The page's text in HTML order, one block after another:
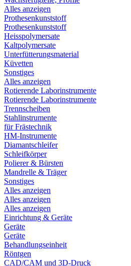
Alles anzeigen
Prothesenkunststoff
Prothesenkunststoff
Heisspolymersate
Kaltpolymersate
Unterfütterungsmaterial
Küvetten
Sonstiges
Alles anzeigen
Rotierende Laborinstrumente
Rotierende Laborinstrumente
Trennscheiben
Stahlinstrumente
für Frästechnik
HM-Instrumente
Diamantschleifer
Schleifkörper
Polierer & Bürsten
Mandrelle & Träger
Sonstiges
Alles anzeigen
Alles anzeigen
Alles anzeigen
Einrichtung & Geräte
Geräte
Geräte
Behandlungseinheit
Röntgen
CAD/CAM und 3D-Druck